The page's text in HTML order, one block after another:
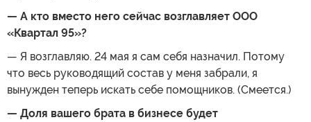
— А кто вместо него сейчас возглавляет ООО
«Квартал 95»?
— Я возглавляю. 24 мая я сам себя назначил. Потому
что весь руководящий состав у меня забрали, я
вынужден теперь искать себе помощников. (Смеется.)
— Доля вашего брата в бизнесе будет